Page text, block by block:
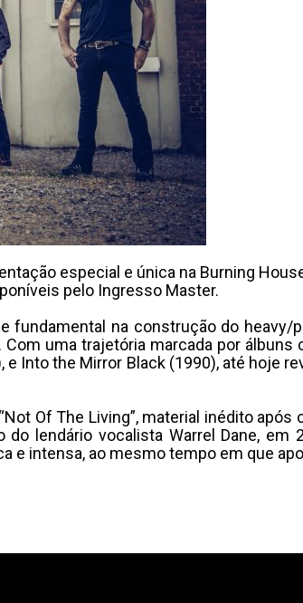
especial e única na Burning
pelo Ingresso Master.
fundamental na construção do heavy/
uma trajetória marcada por álbuns
Into the Mirror Black (1990), até hoje
Of The Living”, material inédito após
lendário vocalista Warrel Dane, em
e intensa, ao mesmo tempo em que